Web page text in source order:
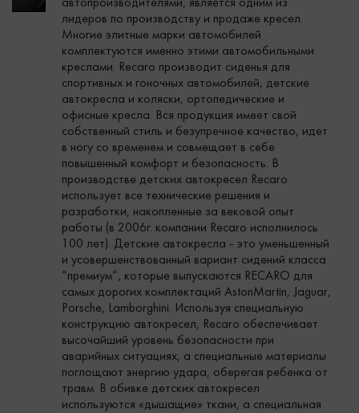
автопроизводителями, является одним из
лидеров по производству и продаже кресел.
Многие элитные марки автомобилей
комплектуются именно этими автомобильными
креслами. Recaro производит сиденья для
спортивных и гоночных автомобилей, детские
автокресла и коляски, ортопедические и
офисные кресла. Вся продукция имеет свой
собственный стиль и безупречное качество, идет
в ногу со временем и совмещает в себе
повышенный комфорт и безопасность. В
производстве детских автокресел Recaro
использует все технические решения и
разработки, накопленные за вековой опыт
работы (в 2006г. компании Recaro исполнилось
100 лет). Детские автокресла - это уменьшенный
и усовершенствованный вариант сидений класса
“премиум”, которые выпускаются RECARO для
самых дорогих комплектаций AstonMartin, Jaguar,
Porsche, Lamborghini. Используя специальную
конструкцию автокресел, Recaro обеспечивает
высочайший уровень безопасности при
аварийных ситуациях, а специальные материалы
поглощают энергию удара, оберегая ребенка от
травм. В обивке детских автокресел
используются «дышащие» ткани, а специальная